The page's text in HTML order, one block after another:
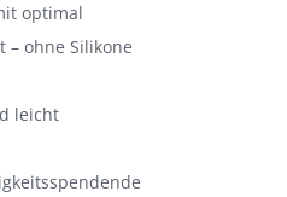
optimal
– ohne Silikone
leicht